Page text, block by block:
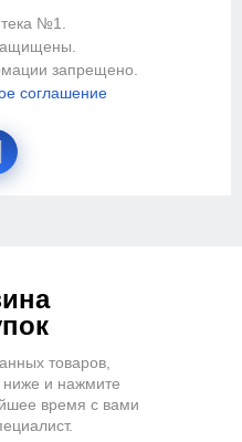
№1.
запрещено.
соглашение
товаров,
и нажмите
время с вами